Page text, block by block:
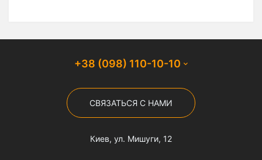
+38 (098) 110-10-10
СВЯЗАТЬСЯ С НАМИ
Киев, ул. Мишуги, 12